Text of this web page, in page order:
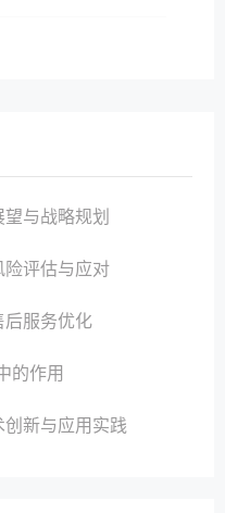
与战略规划
险评估与应对
后服务优化
的作用
新与应用实践